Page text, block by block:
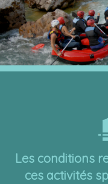
Les conditions
ces activités